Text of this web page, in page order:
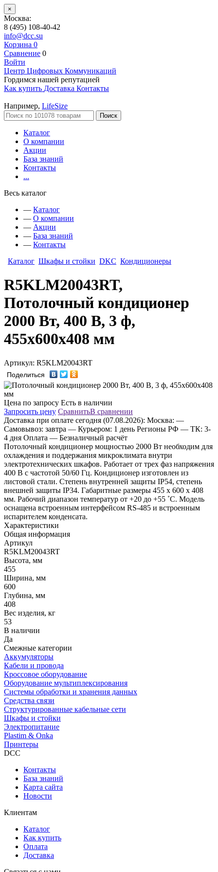
×
Москва:
8 (495) 108-40-42
info@dcc.su
Корзина 0
Сравнение 0
Войти
Центр Цифровых Коммуникаций
Гордимся нашей репутацией
Как купить Доставка Контакты
Например, LifeSize
Поиск
Каталог
О компании
Акции
База знаний
Контакты
...
Весь каталог
— Каталог
— О компании
— Акции
— База знаний
— Контакты
Каталог Шкафы и стойки DKC Кондиционеры
R5KLM20043RT,
Потолочный кондиционер
2000 Вт, 400 В, 3 ф,
455х600х408 мм
Артикул: R5KLM20043RT
Поделиться
Цена по запросу Есть в наличии
Запросить цену СравнитьВ сравнении
Доставка при оплате сегодня (07.08.2026): Москва: —
Самовывоз: завтра — Курьером: 1 день Регионы РФ — ТК: 3-
4 дня Оплата — Безналичный расчёт
Потолочный кондиционер мощностью 2000 Вт необходим для
охлаждения и поддержания микроклимата внутри
электротехнических шкафов. Работает от трех фаз напряжения
400 В с частотой 50/60 Гц. Кондиционер изготовлен из
листовой стали. Степень внутренней защиты IP54, степень
внешней защиты IP34. Габаритные размеры 455 х 600 х 408
мм. Рабочий диапазон температур от +20 до +55 ˚C. Модель
оснащена встроенным интерфейсом RS-485 и встроенным
испарителем конденсата.
Характеристики
Общая информация
Артикул
R5KLM20043RT
Высота, мм
455
Ширина, мм
600
Глубина, мм
408
Вес изделия, кг
53
В наличии
Да
Смежные категории
Аккумуляторы
Кабели и провода
Кроссовое оборудование
Оборудование мультиплексирования
Системы обработки и хранения данных
Средства связи
Структурированные кабельные сети
Шкафы и стойки
Электропитание
Plastim & Onka
Принтеры
DCC
Контакты
База знаний
Карта сайта
Новости
Клиентам
Каталог
Как купить
Оплата
Доставка